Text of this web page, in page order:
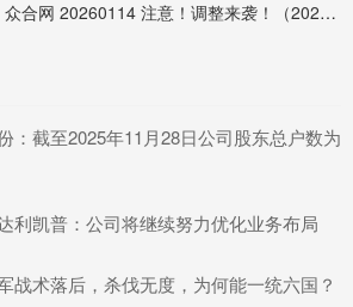
众合网 20260114 注意！调整来袭！（20260114）
：截至2025年11月28日公司股东总户数为
利凯普：公司将继续努力优化业务布局
战术落后，杀伐无度，为何能一统六国？